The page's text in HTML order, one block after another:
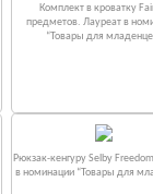
Комплект в кроватку
предметов. Лауреат в
“Товары для
Рюкзак-кенгуру Selby
в номинации “Товары для